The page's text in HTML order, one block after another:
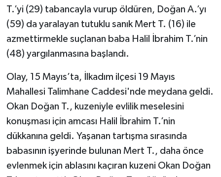
T.’yi (29) tabancayla vurup öldüren, Doğan A.’yı
(59) da yaralayan tutuklu sanık Mert T. (16) ile
azmettirmekle suçlanan baba Halil İbrahim T.’nin
(48) yargılanmasına başlandı.
Olay, 15 Mayıs’ta, İlkadım ilçesi 19 Mayıs
Mahallesi Talimhane Caddesi'nde meydana geldi.
Okan Doğan T., kuzeniyle evlilik meselesini
konuşması için amcası Halil İbrahim T.’nin
dükkanına geldi. Yaşanan tartışma sırasında
babasının işyerinde bulunan Mert T., daha önce
evlenmek için ablasını kaçıran kuzeni Okan Doğan